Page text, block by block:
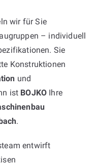
wir für Sie
– individuell
Sie
Konstruktionen
und
ist BOJKO Ihre
.
entwirft